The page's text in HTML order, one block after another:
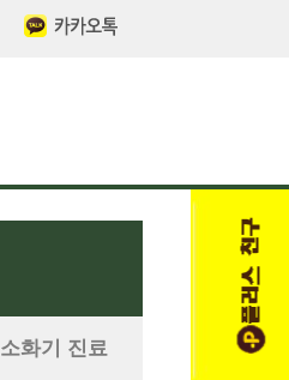
소화기 진료